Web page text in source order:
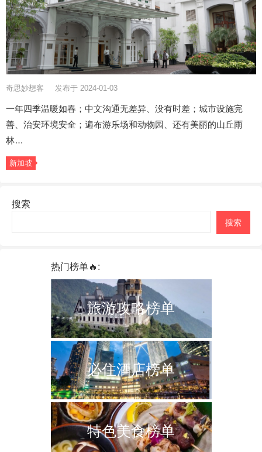
奇思妙想客 发布于 2024-01-03
一年四季温暖如春；中文沟通无差异、没有时差；城市设施完
善、治安环境安全；遍布游乐场和动物园、还有美丽的山丘雨
林…
新加坡
搜索
搜索
热门榜单🔥:
旅游攻略榜单
必住酒店榜单
特色美食榜单